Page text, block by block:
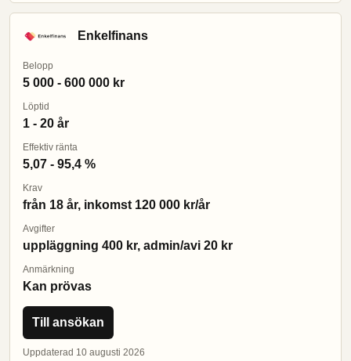
Enkelfinans
Belopp
5 000 - 600 000 kr
Löptid
1 - 20 år
Effektiv ränta
5,07 - 95,4 %
Krav
från 18 år, inkomst 120 000 kr/år
Avgifter
uppläggning 400 kr, admin/avi 20 kr
Anmärkning
Kan prövas
Till ansökan
Uppdaterad 10 augusti 2026